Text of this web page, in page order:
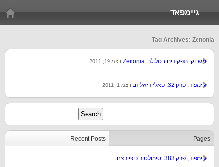
גיימפאד
Tag Archives: Zenonia
משחקי תפקידים בסלולר: Zenonia דצמ 19, 2011
גיימפוד, פרק 32: פאלי-ריאליזם דצמ 1, 2011
Recent Posts Pages
גיימפוד, פרק 383: סימולטור כיפי רצח